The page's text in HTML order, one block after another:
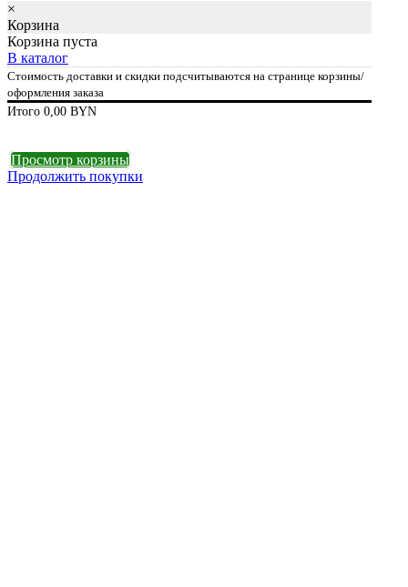
×
Корзина
Корзина пуста
В каталог
Стоимость доставки и скидки подсчитываются на странице корзины/
оформления заказа
Итого 0,00 BYN
Просмотр корзины
Продолжить покупки